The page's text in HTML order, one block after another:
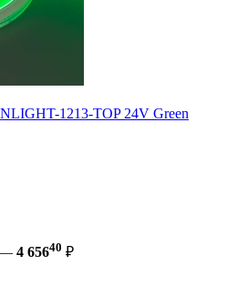
1213-TOP 24V Green
— 4 65640 ₽